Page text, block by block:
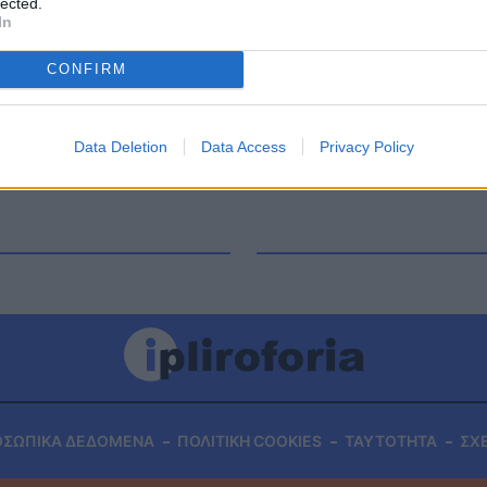
CONFIRM
Data Deletion Data Access Privacy Policy
επιλογές για να διατηρείται σε φόρμα και να
και λιπαρά. Αν θέλετε λοιπόν να μάθετε
[…]
ΔΕΔΟΜΕΝΑ ΠΟΛΙΤΙΚΗ COOKIES ΤΑΥΤΟΤΗΤΑ